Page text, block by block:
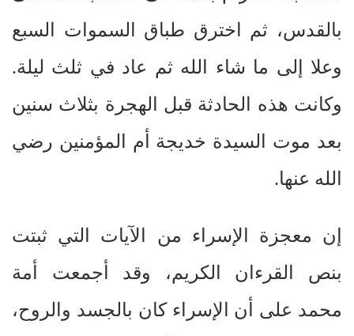
بالقدس، ثم اخترق طباق السموات السبع
وعلا إلى ما شاء الله ثم عاد في ثلث ليلة.
وكانت هذه الحادثة قبل الهجرة بثلاث سنين
بعد موت السيدة خديجة أم المؤمنين رضي
الله عنها.
إن معجزة الإسراء من الآيات التي ثبتت
بنص القرءان الكريم، وقد أجمعت أمة
محمد على أن الإسراء كان بالجسد والروح،